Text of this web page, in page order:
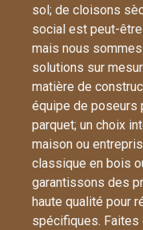
sol; de cloisons
social est peut-
mais nous
solutions sur
matière de
équipe de
parquet; un choix
maison ou
classique en bois
garantissons des
haute qualité pour
spécifiques. Faites